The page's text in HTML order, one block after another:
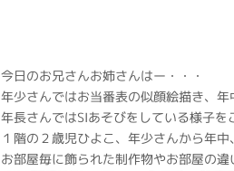
今日のお兄さんお姉さんはー・・・
年少さんではお当番表の似顔絵描き、年
年長さんではSIあそびをしている様子
１階の２歳児ひよこ、年少さんから年
お部屋毎に飾られた制作物やお部屋の